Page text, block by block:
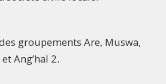
groupements Are, Muswa,
Ang’hal 2.